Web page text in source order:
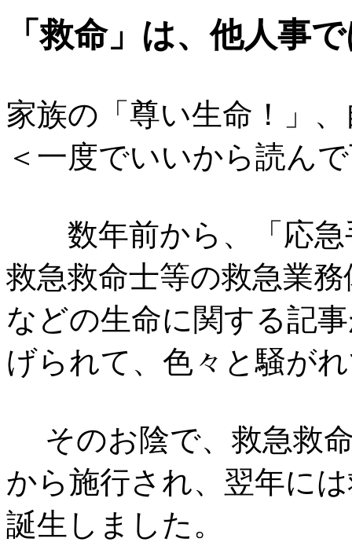
「救命」は、他人事
家族の「尊い生命！」
＜一度でいいから読ん
数年前から、「応急
救急救命士等の救急業
などの生命に関する記
げられて、色々と騒が
そのお陰で、救急救
から施行され、翌年に
誕生しました。